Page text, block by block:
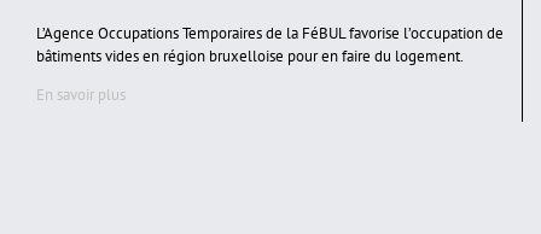
L’Agence Occupations Temporaires de la FéBUL favorise l’occupation de
bâtiments vides en région bruxelloise pour en faire du logement.
En savoir plus